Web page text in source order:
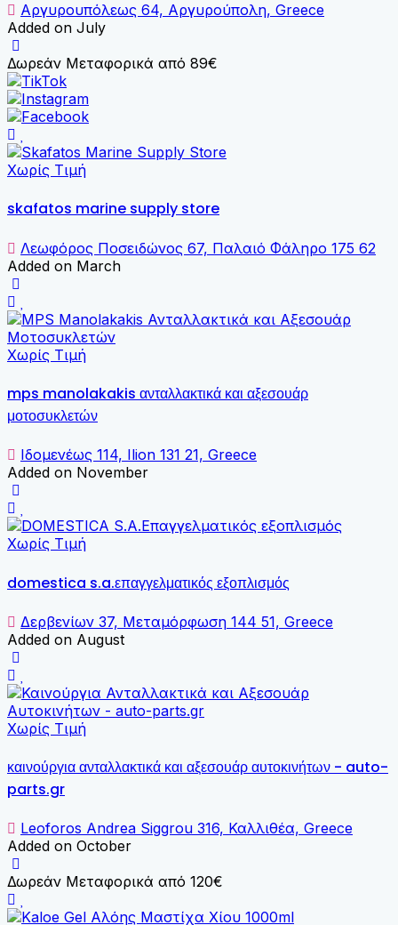
Αργυρουπόλεως 64, Αργυρούπολη, Greece
Added on July
Δωρεάν Μεταφορικά από 89€
Χωρίς Τιμή
skafatos marine supply store
Λεωφόρος Ποσειδώνος 67, Παλαιό Φάληρο 175 62
Added on March
Χωρίς Τιμή
mps manolakakis ανταλλακτικά και αξεσουάρ
μοτοσυκλετών
Ιδομενέως 114, Ilion 131 21, Greece
Added on November
Χωρίς Τιμή
domestica s.a.επαγγελματικός εξοπλισμός
Δερβενίων 37, Μεταμόρφωση 144 51, Greece
Added on August
Χωρίς Τιμή
καινούργια ανταλλακτικά και αξεσουάρ αυτοκινήτων - auto-
parts.gr
Leoforos Andrea Siggrou 316, Καλλιθέα, Greece
Added on October
Δωρεάν Μεταφορικά από 120€